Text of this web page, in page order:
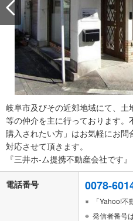
岐阜市及びその近郊地域にて、
等の仲介を主に行っております
購入されたい方」はお気軽にお
対応させて頂きます。
『三井ホ-ム提携不動産会社です』
電話番号 0078-
「Yahoo!不
発信者番号